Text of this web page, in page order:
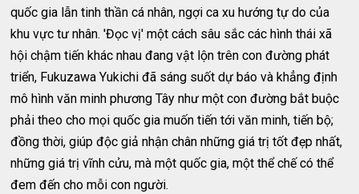
quốc gia lẫn tinh thần cá nhân, ngợi ca xu hướng tự do của
khu vực tư nhân. 'Đọc vị' một cách sâu sắc các hình thái xã
hội chậm tiến khác nhau đang vật lộn trên con đường phát
triển, Fukuzawa Yukichi đã sáng suốt dự báo và khẳng định
mô hình văn minh phương Tây như một con đường bắt buộc
phải theo cho mọi quốc gia muốn tiến tới văn minh, tiến bộ;
đồng thời, giúp độc giả nhận chân những giá trị tốt đẹp nhất,
những giá trị vĩnh cửu, mà một quốc gia, một thể chế có thể
đem đến cho mỗi con người.